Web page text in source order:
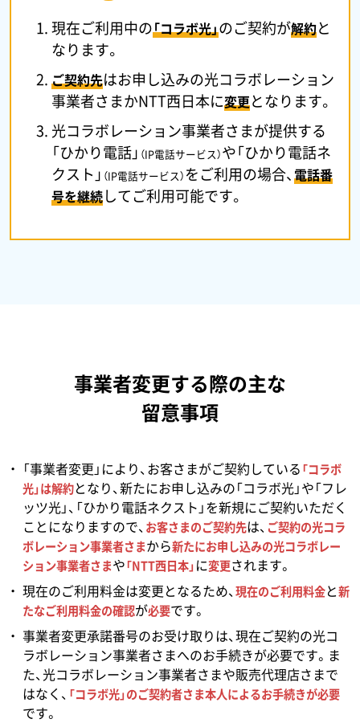
現在ご利用中の「コラボ光」のご契約が解約と
なります。
ご契約先はお申し込みの光コラボレーション
事業者さまかNTT西日本に変更となります。
光コラボレーション事業者さまが提供する
「ひかり電話」 （IP電話サービス）や「ひかり電話ネ
クスト」 （IP電話サービス） をご利用の場合、電話番
号を継続してご利用可能です。
事業者変更する際の主な
留意事項
「事業者変更」により、お客さまがご契約している「コラボ
光」は解約となり、新たにお申し込みの「コラボ光」や「フレ
ッツ光」、「ひかり電話ネクスト」を新規にご契約いただく
ことになりますので、 お客さまのご契約先は、 ご契約の光コラ
ボレーション事業者さまから新たにお申し込みの光コラボレー
ション事業者さまや「NTT西日本」に変更されます。
現在のご利用料金は変更となるため、 現在のご利用料金と新
たなご利用料金の確認が必要です。
事業者変更承諾番号のお受け取りは、現在ご契約の光コ
ラボレーション事業者さまへのお手続きが必要です。ま
た、光コラボレーション事業者さまや販売代理店さまで
はなく、 「コラボ光」のご契約者さま本人によるお手続きが必要
です。